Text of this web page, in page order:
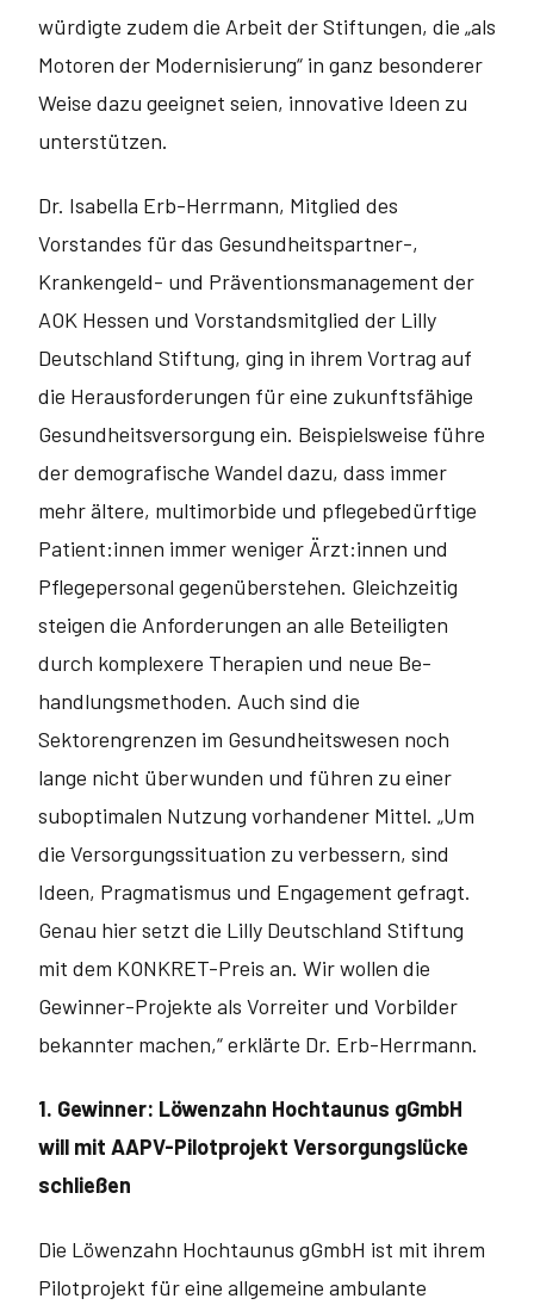
würdigte zudem die Arbeit der Stiftungen, die „als
Motoren der Modernisierung“ in ganz besonderer
Weise dazu geeignet seien, innovative Ideen zu
unterstützen.
Dr. Isabella Erb-Herrmann, Mitglied des
Vorstandes für das Gesundheits­partner-,
Krankengeld- und Präventionsmanagement der
AOK Hessen und Vorstandsmitglied der Lilly
Deutschland Stiftung, ging in ihrem Vortrag auf
die Herausforderungen für eine zukunftsfähige
Gesundheitsversorgung ein. Beispielsweise führe
der demografische Wandel dazu, dass immer
mehr ältere, multimorbide und pflegebedürftige
Patient:innen immer weniger Ärzt:innen und
Pflegepersonal gegenüberstehen. Gleichzeitig
steigen die An­forderungen an alle Beteiligten
durch komplexere Therapien und neue Be­
handlungsmethoden. Auch sind die
Sektorengrenzen im Gesundheitswesen noch
lange nicht überwunden und führen zu einer
suboptimalen Nutzung vor­handener Mittel. „Um
die Versorgungssituation zu verbessern, sind
Ideen, Pragmatismus und Engagement gefragt.
Genau hier setzt die Lilly Deutsch­land Stiftung
mit dem KONKRET-Preis an. Wir wollen die
Gewinner-Projekte als Vorreiter und Vorbilder
bekannter machen,“ erklärte Dr. Erb-Herrmann.
1. Gewinner: Löwenzahn Hochtaunus gGmbH
will mit AAPV-Pilotprojekt Versorgungslücke
schließen
Die Löwenzahn Hochtaunus gGmbH ist mit ihrem
Pilotprojekt für eine allge­meine ambulante